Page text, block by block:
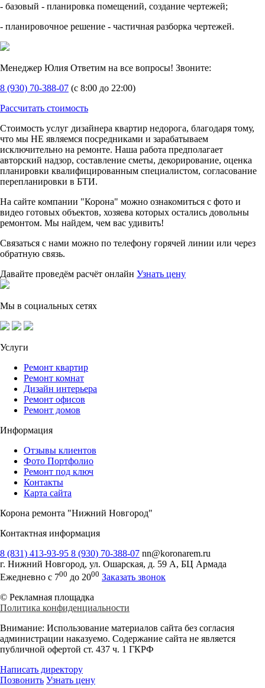
- базовый - планировка помещений, создание чертежей;
- планировочное решение - частичная разборка чертежей.
Менеджер Юлия Ответим на все вопросы! Звоните:
8 (930) 70-388-07 (с 8:00 до 22:00)
Рассчитать стоимость
Стоимость услуг дизайнера квартир недорога, благодаря тому,
что мы НЕ являемся посредниками и зарабатываем
исключительно на ремонте. Наша работа предполагает
авторский надзор, составление сметы, декорирование, оценка
планировки квалифицированным специалистом, согласование
перепланировки в БТИ.
На сайте компании "Корона" можно ознакомиться с фото и
видео готовых объектов, хозяева которых остались довольны
ремонтом. Мы найдем, чем вас удивить!
Связаться с нами можно по телефону горячей линии или через
обратную связь.
Давайте проведём расчёт онлайн Узнать цену
Мы в социальных сетях
Услуги
Ремонт квартир
Ремонт комнат
Дизайн интерьера
Ремонт офисов
Ремонт домов
Информация
Отзывы клиентов
Фото Портфолио
Ремонт под ключ
Контакты
Карта сайта
Корона ремонта "Нижний Новгород"
Контактная информация
8 (831) 413-93-95 8 (930) 70-388-07 nn@koronarem.ru
г. Нижний Новгород, ул. Ошарская, д. 59 А, БЦ Армада
Ежедневно с 700 до 2000 Заказать звонок
© Рекламная площадка
Политика конфиденциальности
Внимание: Использование материалов сайта без согласия
администрации наказуемо. Содержание сайта не является
публичной офертой ст. 437 ч. 1 ГКРФ
Написать директору
Позвонить Узнать цену